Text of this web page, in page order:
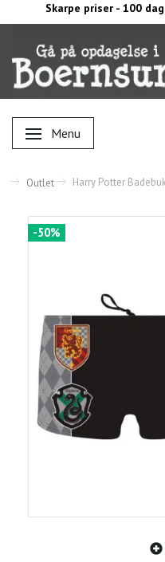
Skarpe priser - 100
Skifte navigation
Menu
Outlet Harry Potter
-50%